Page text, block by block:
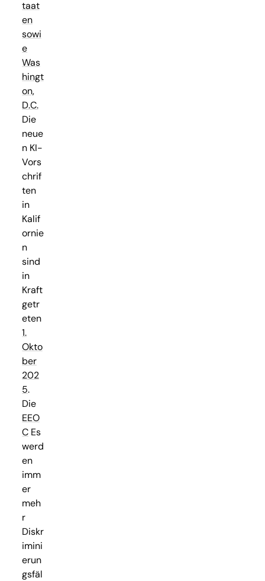
taat
en
sowi
e
Was
hingt
on,
D.C.
Die
neue
n KI-
Vors
chrif
ten
in
Kalif
ornie
n
sind
in
Kraft
getr
eten
1.
Okto
ber
202
5.
Die
EEO
C Es
werd
en
imm
er
meh
r
Diskr
imini
erun
gsfäl